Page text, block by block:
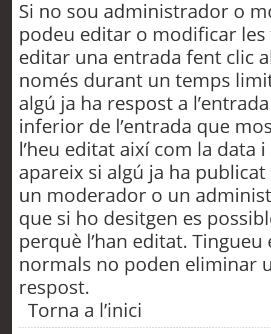
Si no sou administrador o
podeu editar o modificar
editar una entrada fent clic
només durant un temps
algú ja ha respost a
inferior de l’entrada que
l’heu editat així com la data
apareix si algú ja ha
un moderador o un
que si ho desitgen es
perquè l’han editat.
normals no poden eliminar
respost.
Torna a l’inici